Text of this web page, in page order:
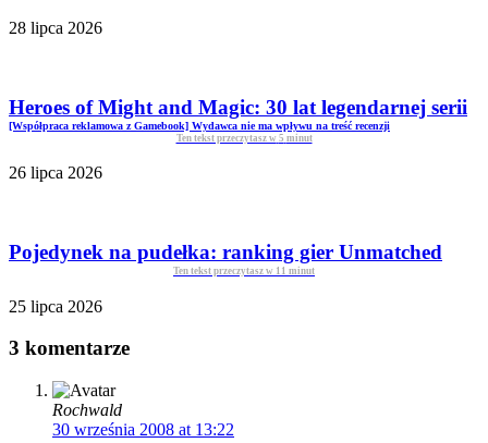
28 lipca 2026
Heroes of Might and Magic: 30 lat legendarnej serii
[Współpraca reklamowa z Gamebook] Wydawca nie ma wpływu na treść recenzji
Ten tekst przeczytasz w 5 minut
26 lipca 2026
Pojedynek na pudełka: ranking gier Unmatched
Ten tekst przeczytasz w 11 minut
25 lipca 2026
3 komentarze
Rochwald
30 września 2008 at 13:22